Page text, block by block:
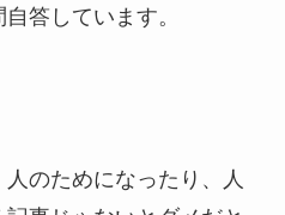
答しています。
のためになったり、人